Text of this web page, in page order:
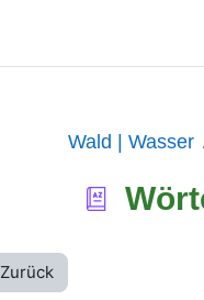
Wald | Wasser
Zurück